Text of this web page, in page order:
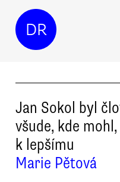
DR
Jan Sokol byl
všude, kde
k lepšímu
Marie Pětová